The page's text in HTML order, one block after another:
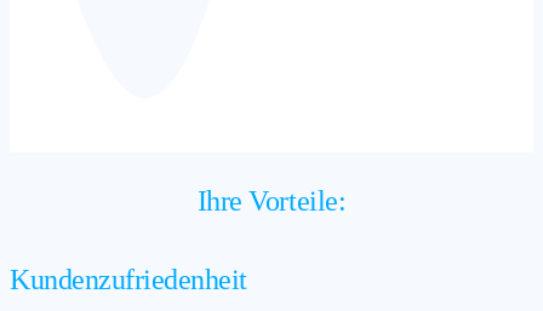
Ihre Vorteile:
Kundenzufriedenheit